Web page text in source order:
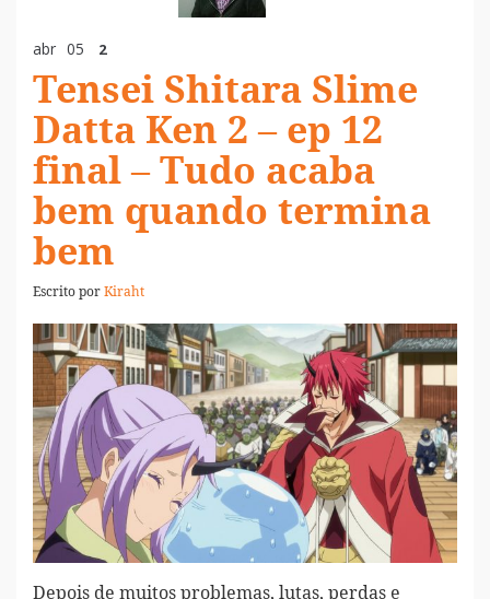
abr 05 2
Tensei Shitara Slime
Datta Ken 2 – ep 12
final – Tudo acaba
bem quando termina
bem
Escrito porKiraht
Depois de muitos problemas, lutas, perdas e